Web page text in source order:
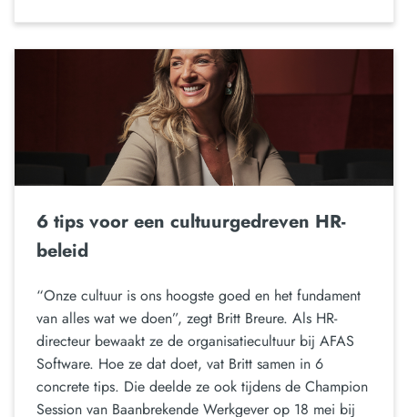
6 tips voor een cultuurgedreven HR-
beleid
“Onze cultuur is ons hoogste goed en het fundament
van alles wat we doen”, zegt Britt Breure. Als HR-
directeur bewaakt ze de organisatiecultuur bij AFAS
Software. Hoe ze dat doet, vat Britt samen in 6
concrete tips. Die deelde ze ook tijdens de Champion
Session van Baanbrekende Werkgever op 18 mei bij